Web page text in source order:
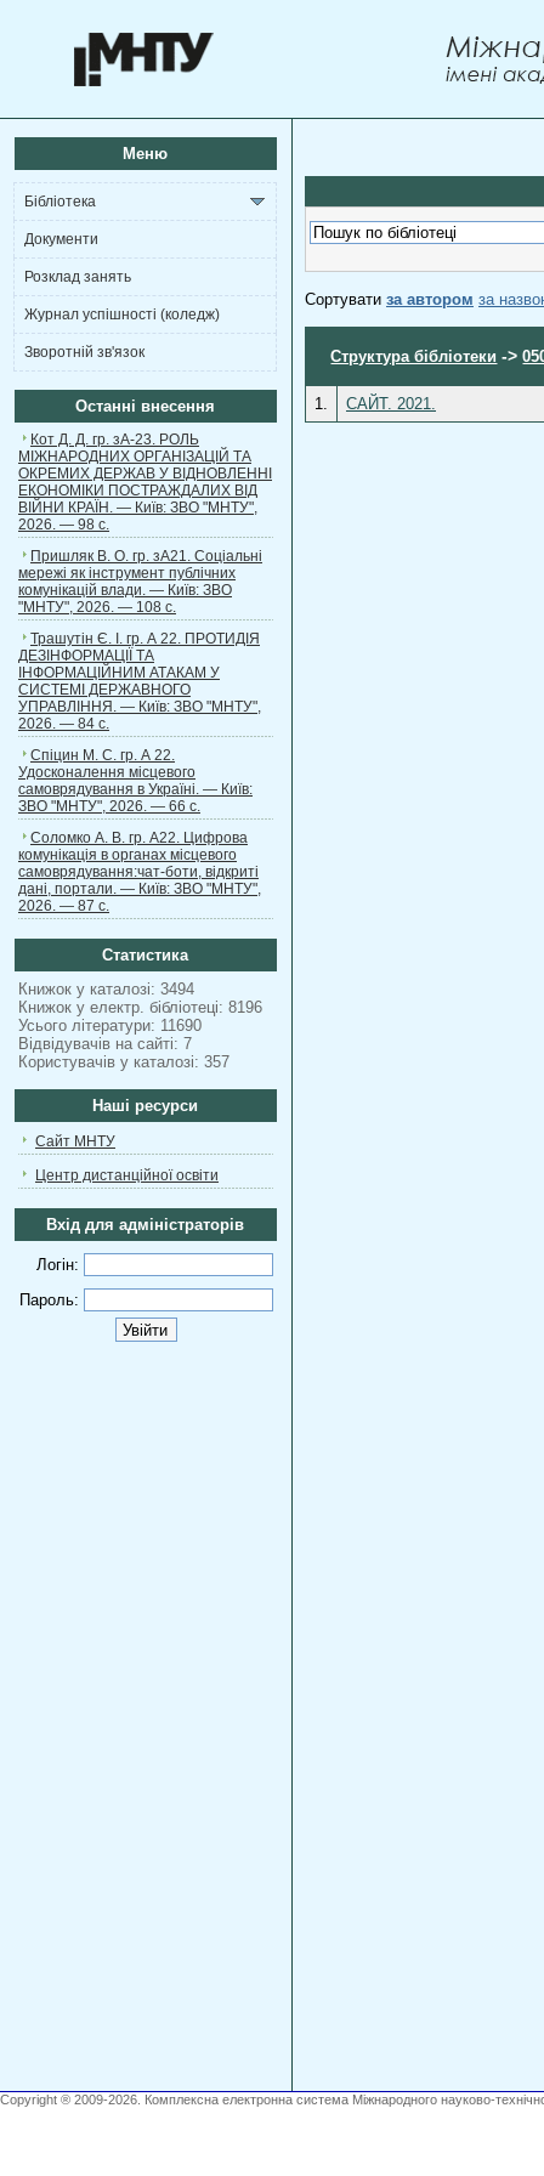
Меню
Бібліотека
Документи
Розклад занять
Журнал успішності (коледж)
Зворотній зв'язок
Останні внесення
Кот Д. Д. гр. зА-23. РОЛЬ
МІЖНАРОДНИХ ОРГАНІЗАЦІЙ ТА
ОКРЕМИХ ДЕРЖАВ У ВІДНОВЛЕННІ
ЕКОНОМІКИ ПОСТРАЖДАЛИХ ВІД
ВІЙНИ КРАЇН. — Київ: ЗВО "МНТУ",
2026. — 98 с.
Пришляк В. О. гр. зА21. Соціальні
мережі як інструмент публічних
комунікацій влади. — Київ: ЗВО
"МНТУ", 2026. — 108 с.
Трашутін Є. І. гр. А 22. ПРОТИДІЯ
ДЕЗІНФОРМАЦІЇ ТА
ІНФОРМАЦІЙНИМ АТАКАМ У
СИСТЕМІ ДЕРЖАВНОГО
УПРАВЛІННЯ. — Київ: ЗВО "МНТУ",
2026. — 84 с.
Спіцин М. С. гр. А 22.
Удосконалення місцевого
самоврядування в Україні. — Київ:
ЗВО "МНТУ", 2026. — 66 с.
Соломко А. В. гр. А22. Цифрова
комунікація в органах місцевого
самоврядування:чат-боти, відкриті
дані, портали. — Київ: ЗВО "МНТУ",
2026. — 87 с.
Статистика
Книжок у каталозі: 3494
Книжок у електр. бібліотеці: 8196
Усього літератури: 11690
Відвідувачів на сайті: 7
Користувачів у каталозі: 357
Наші ресурси
Сайт МНТУ
Центр дистанційної освіти
Вхід для адміністраторів
Логін:
Пароль:
Сортувати за автором за
Структура бібліотеки ->
1. САЙТ. 2021.
Copyright ® 2009-2026. Комплексна електронна система Міжнародного науково-